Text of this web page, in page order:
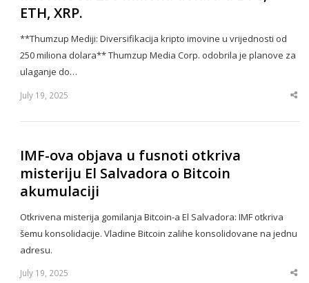
ETH, XRP.
**Thumzup Mediji: Diversifikacija kripto imovine u vrijednosti od
250 miliona dolara** Thumzup Media Corp. odobrila je planove za
ulaganje do…
July 19, 2025
IMF-ova objava u fusnoti otkriva
misteriju El Salvadora o Bitcoin
akumulaciji
Otkrivena misterija gomilanja Bitcoin-a El Salvadora: IMF otkriva
šemu konsolidacije. Vladine Bitcoin zalihe konsolidovane na jednu
adresu.
July 19, 2025